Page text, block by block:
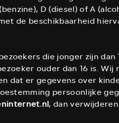
D (diesel) of A
de beschikbaarheid
die jonger zijn dan
ouder dan 16 is. Wij
dat er gegevens over
persoonlijke
, dan